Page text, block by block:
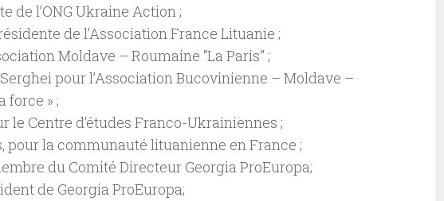
de l’ONG Ukraine Action ;
de l’Association France Lituanie ;
Moldave – Roumaine “La Paris” ;
pour l’Association Bucovinienne – Moldave –
force » ;
le Centre d’études Franco-Ukrainiennes ;
pour la communauté lituanienne en France ;
du Comité Directeur Georgia ProEuropa;
de Georgia ProEuropa;